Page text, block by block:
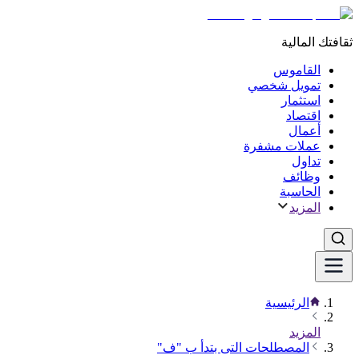
ثقافتك المالية
القاموس
تمويل شخصي
استثمار
اقتصاد
أعمال
عملات مشفرة
تداول
وظائف
الحاسبة
المزيد
الرئيسية
المزيد
المصطلحات التى بتدأ ب "ف"